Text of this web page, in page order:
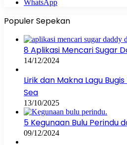
WhatsApp
Populer Sepekan
8 Aplikasi Mencari Sugar
14/12/2024
Lirik dan Makna Lagu
Sea
13/10/2025
5 Kegunaan Bulu Perindu
09/12/2024